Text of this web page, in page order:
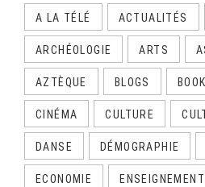
A LA TÉLÉ ACTUALITÉS
ARCHÉOLOGIE ARTS
AZTÈQUE BLOGS
CINÉMA CULTURE
DANSE DÉMOGRAPHIE
ECONOMIE ENSEIGNEMENT